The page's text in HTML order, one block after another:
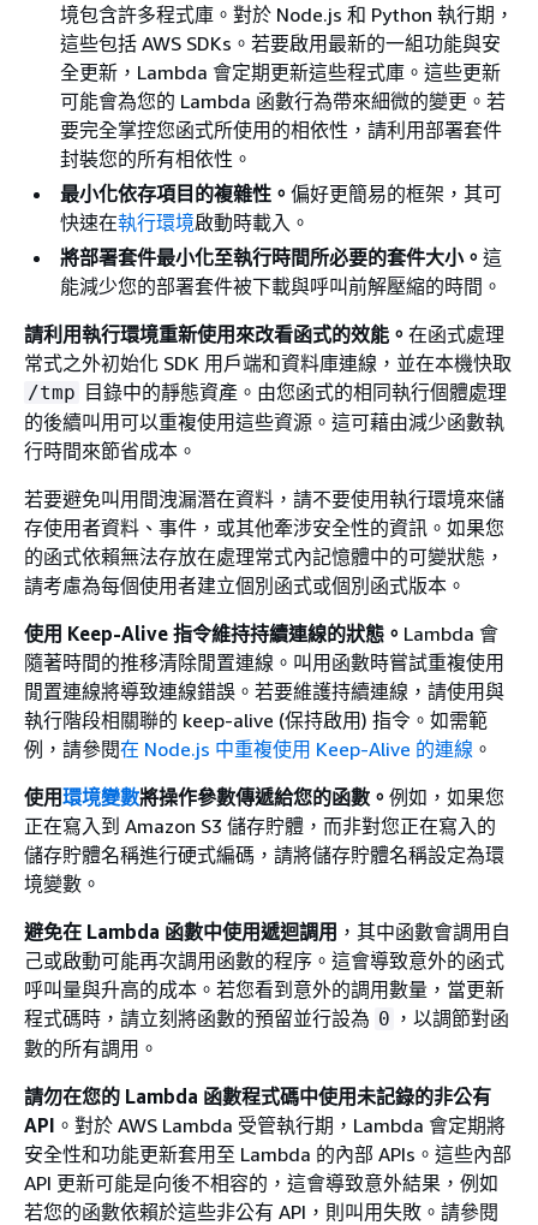
境包含許多程式庫。對於 Node.js 和 Python 執行期，
這些包括 AWS SDKs。若要啟用最新的一組功能與安
全更新，Lambda 會定期更新這些程式庫。這些更新
可能會為您的 Lambda 函數行為帶來細微的變更。若
要完全掌控您函式所使用的相依性，請利用部署套件
封裝您的所有相依性。
最小化依存項目的複雜性。 偏好更簡易的框架，其可
快速在執行環境啟動時載入。
將部署套件最小化至執行時間所必要的套件大小。 這
能減少您的部署套件被下載與呼叫前解壓縮的時間。
請利用執行環境重新使用來改看函式的效能。 在函式處理
常式之外初始化 SDK 用戶端和資料庫連線，並在本機快取
/tmp 目錄中的靜態資產。由您函式的相同執行個體處理
的後續叫用可以重複使用這些資源。這可藉由減少函數執
行時間來節省成本。
若要避免叫用間洩漏潛在資料，請不要使用執行環境來儲
存使用者資料、事件，或其他牽涉安全性的資訊。如果您
的函式依賴無法存放在處理常式內記憶體中的可變狀態，
請考慮為每個使用者建立個別函式或個別函式版本。
使用 Keep-Alive 指令維持持續連線的狀態。 Lambda 會
隨著時間的推移清除閒置連線。叫用函數時嘗試重複使用
閒置連線將導致連線錯誤。若要維護持續連線，請使用與
執行階段相關聯的 keep-alive (保持啟用) 指令。如需範
例，請參閱在 Node.js 中重複使用 Keep-Alive 的連線 。
使用環境變數將操作參數傳遞給您的函數。 例如，如果您
正在寫入到 Amazon S3 儲存貯體，而非對您正在寫入的
儲存貯體名稱進行硬式編碼，請將儲存貯體名稱設定為環
境變數。
避免在 Lambda 函數中使用遞迴調用 ，其中函數會調用自
己或啟動可能再次調用函數的程序。這會導致意外的函式
呼叫量與升高的成本。若您看到意外的調用數量，當更新
程式碼時，請立刻將函數的預留並行設為 0 ，以調節對函
數的所有調用。
請勿在您的 Lambda 函數程式碼中使用未記錄的非公有
API 。對於 AWS Lambda 受管執行期，Lambda 會定期將
安全性和功能更新套用至 Lambda 的內部 APIs。這些內部
API 更新可能是向後不相容的，這會導致意外結果，例如
若您的函數依賴於這些非公有 API，則叫用失敗。請參閱